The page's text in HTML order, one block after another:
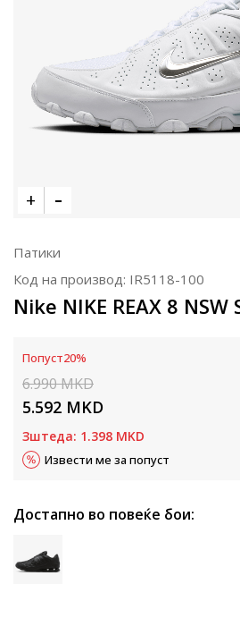
Патики
Код на производ: IR5118-100
Nike NIKE REAX 8 NSW
Попуст20%
6.990MKD
5.592 MKD
Зштеда: 1.398 MKD
Извести ме за попуст
Достапно во повеќе бои: